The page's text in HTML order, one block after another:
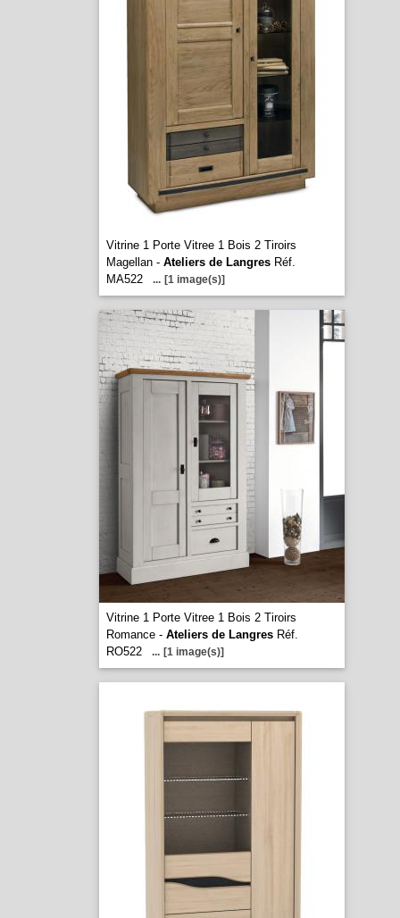
Vitrine 1 Porte Vitree 1 Bois 2 Tiroirs
Magellan - Ateliers de LangresRéf.
MA522
... [1 image(s)]
Vitrine 1 Porte Vitree 1 Bois 2 Tiroirs
Romance - Ateliers de LangresRéf.
RO522
... [1 image(s)]